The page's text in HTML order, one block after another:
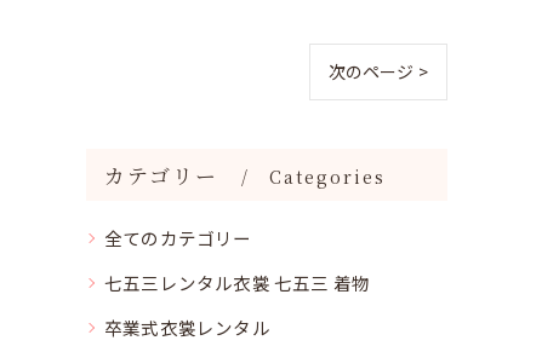
次のページ >
カテゴリー Categories
全てのカテゴリー
七五三レンタル衣裳 七五三 着物
卒業式衣裳レンタル